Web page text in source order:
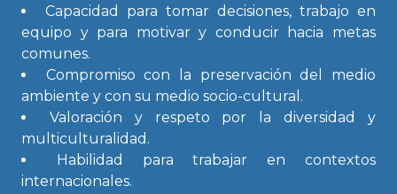
Capacidad para tomar decisiones, trabajo en
equipo y para motivar y conducir hacia metas
comunes.
Compromiso con la preservación del medio
ambiente y con su medio socio-cultural.
Valoración y respeto por la diversidad y
multiculturalidad.
Habilidad para trabajar en contextos
internacionales.